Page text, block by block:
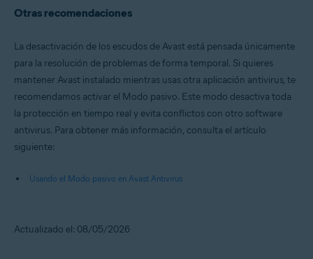
Otras recomendaciones
La desactivación de los escudos de Avast está pensada únicamente
para la resolución de problemas de forma temporal. Si quieres
mantener Avast instalado mientras usas otra aplicación antivirus, te
recomendamos activar el Modo pasivo. Este modo desactiva toda
la protección en tiempo real y evita conflictos con otro software
antivirus. Para obtener más información, consulta el artículo
siguiente:
Usando el Modo pasivo en Avast Antivirus
Actualizado el: 08/05/2026